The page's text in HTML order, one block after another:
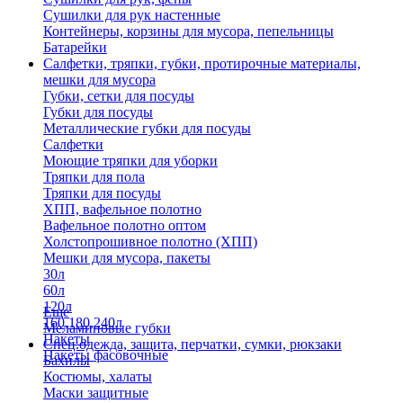
Сушилки для рук настенные
Контейнеры, корзины для мусора, пепельницы
Батарейки
Салфетки, тряпки, губки, протирочные материалы,
мешки для мусора
Губки, сетки для посуды
Губки для посуды
Металлические губки для посуды
Салфетки
Моющие тряпки для уборки
Тряпки для пола
Тряпки для посуды
ХПП, вафельное полотно
Вафельное полотно оптом
Холстопрошивное полотно (ХПП)
Мешки для мусора, пакеты
30л
60л
120л
160,180,240л
Пакеты
Пакеты фасовочные
Еще
Меламиновые губки
Спец.одежда, защита, перчатки, сумки, рюкзаки
Бахилы
Костюмы, халаты
Маски защитные